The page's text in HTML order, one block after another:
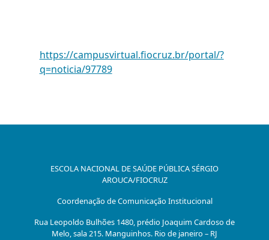
https://campusvirtual.fiocruz.br/portal/?
q=noticia/97789
ESCOLA NACIONAL DE SAÚDE PÚBLICA SÉRGIO
AROUCA/FIOCRUZ
Coordenação de Comunicação Institucional
Rua Leopoldo Bulhões 1480, prédio Joaquim Cardoso de
Melo, sala 215. Manguinhos. Rio de janeiro – RJ